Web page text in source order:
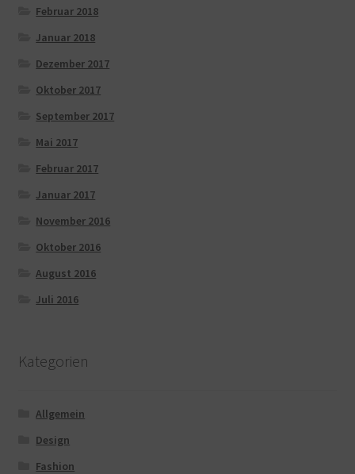
Februar 2018
Januar 2018
Dezember 2017
Oktober 2017
September 2017
Mai 2017
Februar 2017
Januar 2017
November 2016
Oktober 2016
August 2016
Juli 2016
Kategorien
Allgemein
Design
Fashion